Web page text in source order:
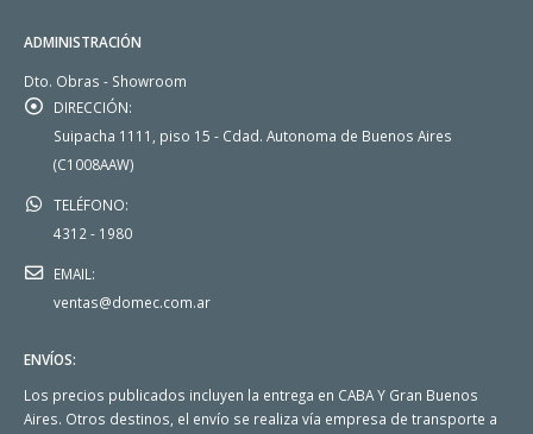
ADMINISTRACIÓN
Dto. Obras - Showroom
DIRECCIÓN:
Suipacha 1111, piso 15 - Cdad. Autonoma de Buenos Aires
(C1008AAW)
TELÉFONO:
4312 - 1980
EMAIL:
ventas@domec.com.ar
ENVÍOS:
Los precios publicados incluyen la entrega en CABA Y Gran Buenos
Aires. Otros destinos, el envío se realiza vía empresa de transporte a